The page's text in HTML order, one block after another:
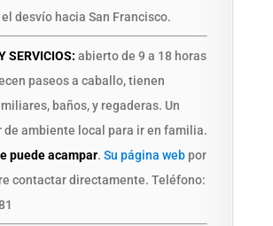
desvío hacia San Francisco.
SERVICIOS: abierto de 9 a 18 horas
paseos a caballo, tienen
baños, y regaderas. Un
de ambiente local para ir en familia.
puede acampar. Su página webpor
contactar directamente. Teléfono: